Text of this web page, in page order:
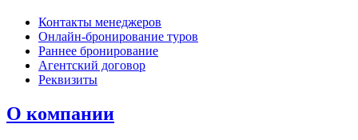
Контакты менеджеров
Онлайн‑бронирование туров
Раннее бронирование
Агентский договор
Реквизиты
О компании